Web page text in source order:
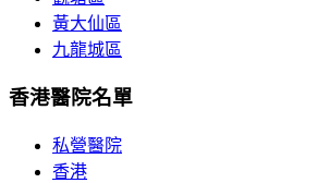
黃大仙區
九龍城區
香港醫院名單
私營醫院
香港